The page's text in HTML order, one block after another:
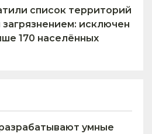
список территорий
исключен
170 населённых
умные